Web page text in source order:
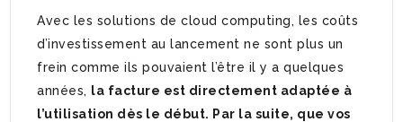
Avec les solutions de cloud computing, les coûts
d’investissement au lancement ne sont plus un
frein comme ils pouvaient l’être il y a quelques
années, la facture est directement adaptée à
l’utilisation dès le début. Par la suite, que vos